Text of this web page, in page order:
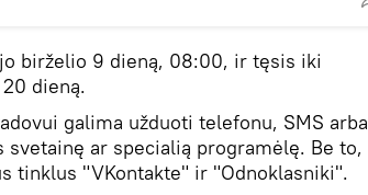
birželio 9 dieną, 08:00, ir tęsis iki
dieną.
galima užduoti telefonu, SMS arba
ar specialią programėlę. Be to,
tinklus "VKontakte" ir "Odnoklasniki".